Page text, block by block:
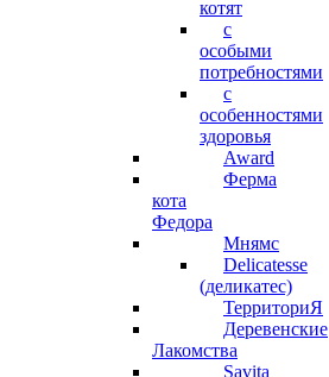
котят
с
особыми
потребностями
с
особенностями
здоровья
Award
Ферма
кота
Федора
Мнямс
Delicatesse
(деликатес)
ТерриториЯ
Деревенские
Лакомства
Savita